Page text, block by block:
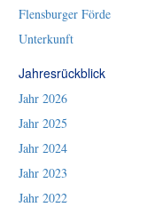
Flensburger Förde
Unterkunft
Jahresrückblick
Jahr 2026
Jahr 2025
Jahr 2024
Jahr 2023
Jahr 2022